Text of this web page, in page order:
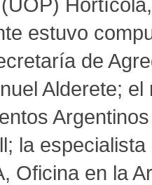
estuvo
de
Alderete;
la
Oficina en la